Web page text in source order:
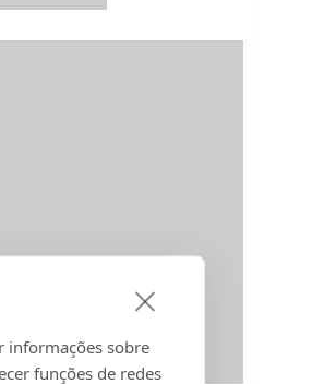
informações sobre
funções de redes